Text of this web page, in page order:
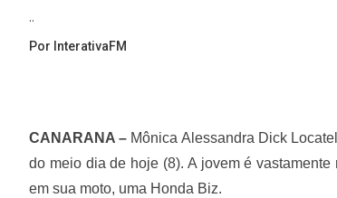
..
Por InterativaFM
CANARANA – Mônica Alessandra Dick
do meio dia de hoje (8). A jovem é
em sua moto, uma Honda Biz.